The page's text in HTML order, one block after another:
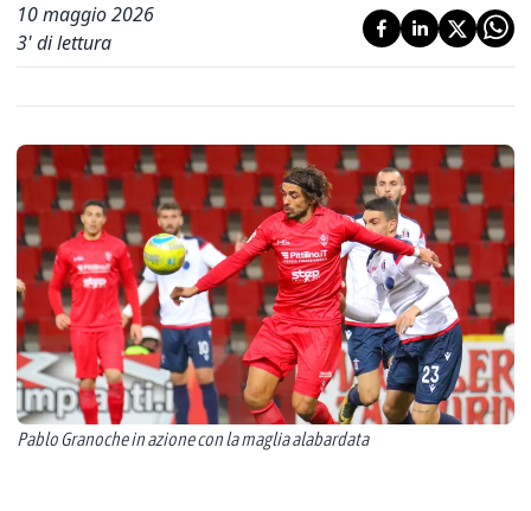
10 maggio 2026
3' di lettura
Pablo Granoche in azione con la maglia alabardata